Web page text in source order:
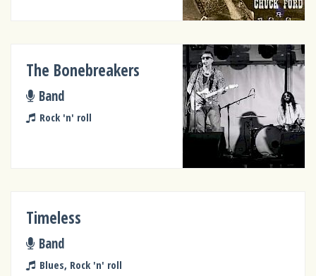
The Bonebreakers
Band
Rock 'n' roll
Timeless
Band
Blues, Rock 'n' roll